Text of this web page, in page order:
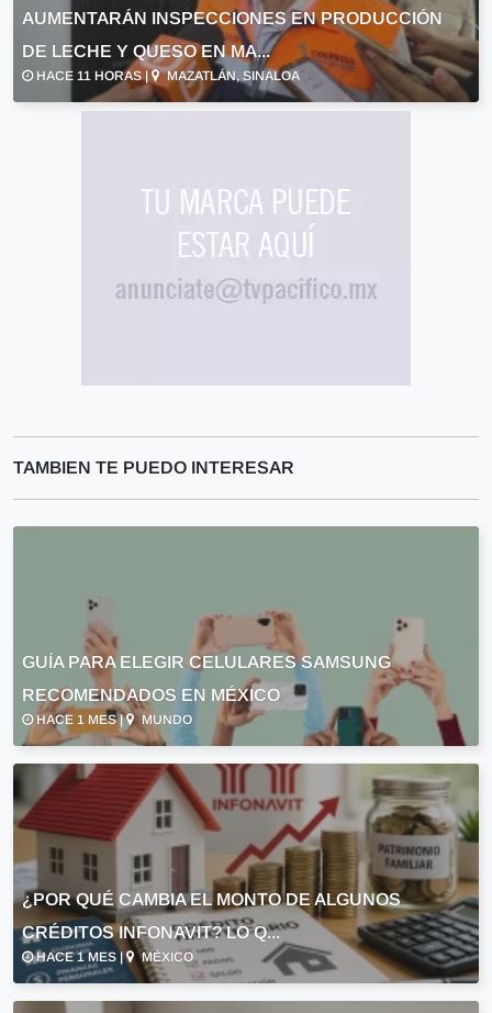
AUMENTARÁN INSPECCIONES EN PRODUCCIÓN
DE LECHE Y QUESO EN MA...
HACE 11 HORAS | MAZATLÁN, SINALOA
TAMBIEN TE PUEDO INTERESAR
GUÍA PARA ELEGIR CELULARES SAMSUNG
RECOMENDADOS EN MÉXICO
HACE 1 MES | MUNDO
¿POR QUÉ CAMBIA EL MONTO DE ALGUNOS
CRÉDITOS INFONAVIT? LO Q...
HACE 1 MES | MÉXICO